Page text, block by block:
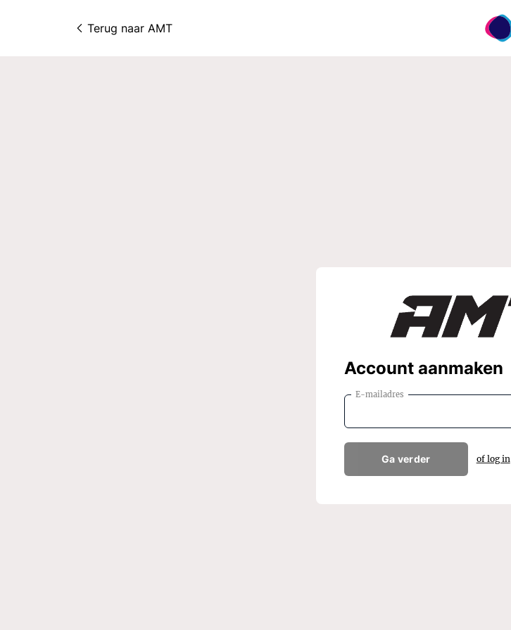
Terug naar AMT
Account aanmaken
E-mailadres
Ga verder of log in